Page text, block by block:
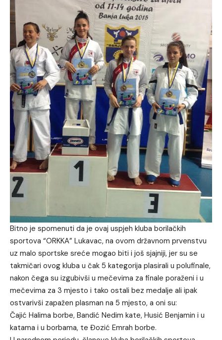
Bitno je spomenuti da je ovaj uspjeh kluba borilačkih
sportova “ORKKA” Lukavac, na ovom državnom prvenstvu
uz malo sportske sreće mogao biti i još sjajniji, jer su se
takmičari ovog kluba u čak 5 kategorija plasirali u polufinale,
nakon čega su izgubivši u mečevima za finale poraženi i u
mečevima za 3 mjesto i tako ostali bez medalje ali ipak
ostvarivši zapažen plasman na 5 mjesto, a oni su:
Čajić Halima borbe, Bandić Nedim kate, Husić Benjamin i u
katama i u borbama, te Đozić Emrah borbe.